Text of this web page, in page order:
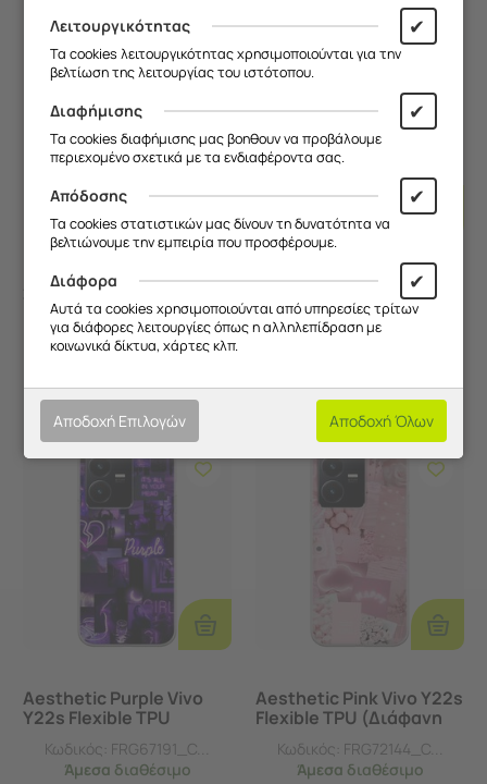
Καλάθι
Aesthetic Yellow Vivo
Y22s Flexible TPU
(Διάφανη Σιλικόνη)
Κωδικός:FRG95037082..
Άμεσα διαθέσιμο
9,90€
Στο
Καλάθι
Aesthetic Red Vivo Y22s
Flexible TPU (Διάφανη
Σιλικόνη)
Κωδικός: FRG51686_C...
9,90€
Προσθήκη
Στο
Καλάθι
Aesthetic Purple Vivo
Y22s Flexible TPU
Κωδικός: FRG67191_C...
Άμεσα διαθέσιμο
Στο
Καλάθι
Aesthetic Pink Vivo Y22s
Flexible TPU (Διάφανη
Κωδικός: FRG72144_C...
Άμεσα διαθέσιμο
Λειτουργικότητας ✔
Τα cookies λειτουργικότητας χρησιμοποιούνται για την
βελτίωση της λειτουργίας του ιστότοπου.
Διαφήμισης ✔
Τα cookies διαφήμισης μας βοηθουν να προβάλουμε
περιεχομένο σχετικά με τα ενδιαφέροντα σας.
Απόδοσης ✔
Τα cookies στατιστικών μας δίνουν τη δυνατότητα να
βελτιώνουμε την εμπειρία που προσφέρουμε.
Διάφορα ✔
Αυτά τα cookies χρησιμοποιούνται από υπηρεσίες τρίτων
για διάφορες λειτουργίες όπως η αλληλεπίδραση με
κοινωνικά δίκτυα, χάρτες κλπ.
Αποδοχή Επιλογών Αποδοχή Όλων